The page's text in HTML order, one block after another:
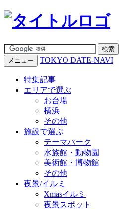
メニュー TOKYO DATE-NAVI
特集記事
エリアで選ぶ
お台場
横浜
その他
施設で選ぶ
テーマパーク
水族館・動物園
美術館・博物館
その他
夜景/イルミ
Xmasイルミ
夜景スポット